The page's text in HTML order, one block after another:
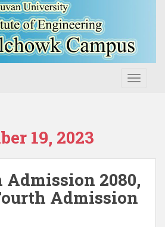
19, 2023
Admission 2080,
Admission